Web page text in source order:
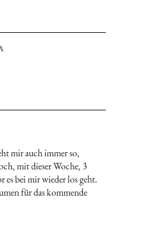
mir auch immer so,
mit dieser Woche, 3
es bei mir wieder los geht.
für das kommende